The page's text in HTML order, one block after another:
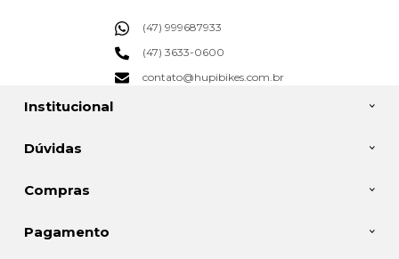
Institucional
Dúvidas
Compras
(47) 999687933
(47) 3633-0600
contato@hupibikes.com.br
Pagamento